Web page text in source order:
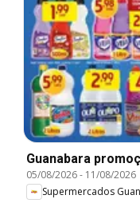
Guanabara
05/08/2026- 11/08/2026
Supermercados